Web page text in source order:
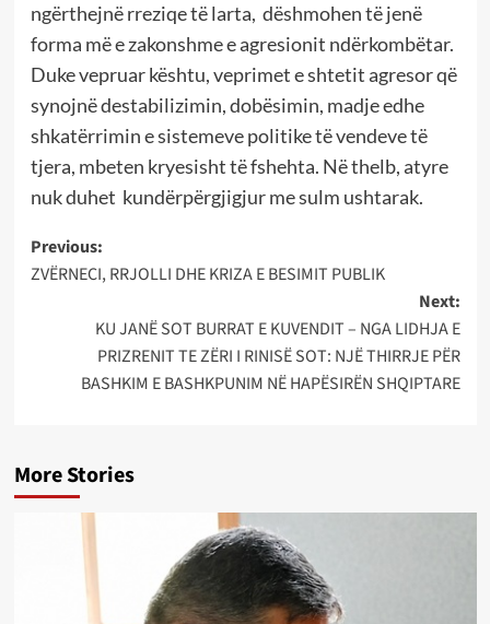
ngërthejnë rreziqe të larta, dëshmohen të jenë
forma më e zakonshme e agresionit ndërkombëtar.
Duke vepruar kështu, veprimet e shtetit agresor që
synojnë destabilizimin, dobësimin, madje edhe
shkatërrimin e sistemeve politike të vendeve të
tjera, mbeten kryesisht të fshehta. Në thelb, atyre
nuk duhet kundërpërgjigjur me sulm ushtarak.
Post
navigation
Previous:
ZVËRNECI, RRJOLLI DHE KRIZA E BESIMIT PUBLIK
Next:
KU JANË SOT BURRAT E KUVENDIT – NGA LIDHJA E
PRIZRENIT TE ZËRI I RINISË SOT: NJË THIRRJE PËR
BASHKIM E BASHKPUNIM NË HAPËSIRËN SHQIPTARE
More Stories